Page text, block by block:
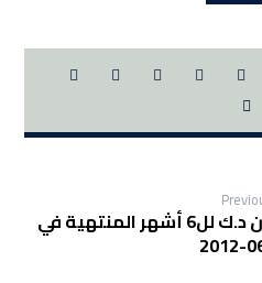
بلغ ربح (اسمنت) 8.8 مليون د.ك لل6 أشهر المنتهية في